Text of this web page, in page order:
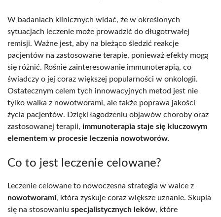
W badaniach klinicznych widać, że w określonych
sytuacjach leczenie może prowadzić do długotrwałej
remisji. Ważne jest, aby na bieżąco śledzić reakcje
pacjentów na zastosowane terapie, ponieważ efekty mogą
się różnić. Rośnie zainteresowanie immunoterapią, co
świadczy o jej coraz większej popularności w onkologii.
Ostatecznym celem tych innowacyjnych metod jest nie
tylko walka z nowotworami, ale także poprawa jakości
życia pacjentów. Dzięki łagodzeniu objawów choroby oraz
zastosowanej terapii, immunoterapia staje się kluczowym
elementem w procesie leczenia nowotworów.
Co to jest leczenie celowane?
Leczenie celowane to nowoczesna strategia w walce z
nowotworami, która zyskuje coraz większe uznanie. Skupia
się na stosowaniu specjalistycznych leków, które